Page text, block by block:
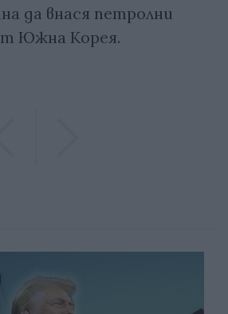
да внася петролни
Южна Корея.